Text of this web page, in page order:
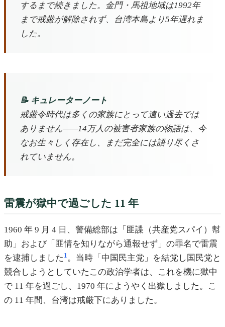
するまで続きました。金門・馬祖地域は1992年
まで戒厳が解除されず、台湾本島より5年遅れま
した。
📝 キュレーターノート
戒厳令時代は多くの家族にとって遠い過去では
ありません——14万人の被害者家族の物語は、今
なお生々しく存在し、まだ完全には語り尽くさ
れていません。
雷震が獄中で過ごした 11 年
1960 年 9 月 4 日、警備総部は「匪諜（共産党スパイ）幇
助」および「匪情を知りながら通報せず」の罪名で雷震
を逮捕しました 1 。当時「中国民主党」を結党し国民党と
競合しようとしていたこの政治学者は、これを機に獄中
で 11 年を過ごし、1970 年にようやく出獄しました。こ
の 11 年間、台湾は戒厳下にありました。